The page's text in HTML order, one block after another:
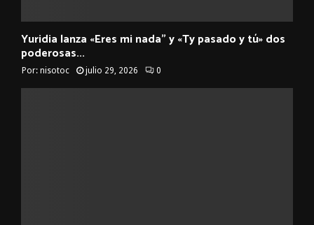
Yuridia lanza «Eres mi nada” y «Ty pasado y tú» dos
poderosas...
Por: nisotoc julio 29, 2026 0